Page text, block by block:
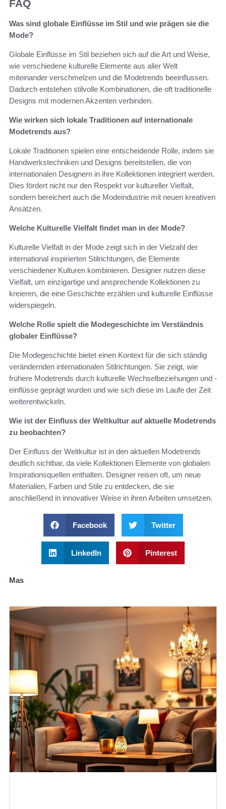
FAQ
Was sind globale Einflüsse im Stil und wie prägen sie die
Mode?
Globale Einflüsse im Stil beziehen sich auf die Art und Weise,
wie verschiedene kulturelle Elemente aus aller Welt
miteinander verschmelzen und die Modetrends beeinflussen.
Dadurch entstehen stilvolle Kombinationen, die oft traditionelle
Designs mit modernen Akzenten verbinden.
Wie wirken sich lokale Traditionen auf internationale
Modetrends aus?
Lokale Traditionen spielen eine entscheidende Rolle, indem sie
Handwerkstechniken und Designs bereitstellen, die von
internationalen Designern in ihre Kollektionen integriert werden.
Dies fördert nicht nur den Respekt vor kultureller Vielfalt,
sondern bereichert auch die Modeindustrie mit neuen kreativen
Ansätzen.
Welche Kulturelle Vielfalt findet man in der Mode?
Kulturelle Vielfalt in der Mode zeigt sich in der Vielzahl der
international inspirierten Stilrichtungen, die Elemente
verschiedener Kulturen kombinieren. Designer nutzen diese
Vielfalt, um einzigartige und ansprechende Kollektionen zu
kreieren, die eine Geschichte erzählen und kulturelle Einflüsse
widerspiegeln.
Welche Rolle spielt die Modegeschichte im Verständnis
globaler Einflüsse?
Die Modegeschichte bietet einen Kontext für die sich ständig
verändernden internationalen Stilrichtungen. Sie zeigt, wie
frühere Modetrends durch kulturelle Wechselbeziehungen und -
einflüsse geprägt wurden und wie sich diese im Laufe der Zeit
weiterentwickeln.
Wie ist der Einfluss der Weltkultur auf aktuelle Modetrends
zu beobachten?
Der Einfluss der Weltkultur ist in den aktuellen Modetrends
deutlich sichtbar, da viele Kollektionen Elemente von globalen
Inspirationsquellen enthalten. Designer reisen oft, um neue
Materialien, Farben und Stile zu entdecken, die sie
anschließend in innovativer Weise in ihren Arbeiten umsetzen.
Facebook Twitter
LinkedIn Pinterest
Mas